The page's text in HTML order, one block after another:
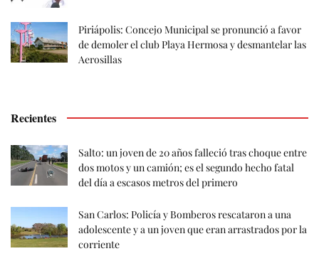
Piriápolis: Concejo Municipal se pronunció a favor
de demoler el club Playa Hermosa y desmantelar las
Aerosillas
Recientes
Salto: un joven de 20 años falleció tras choque entre
dos motos y un camión; es el segundo hecho fatal
del día a escasos metros del primero
San Carlos: Policía y Bomberos rescataron a una
adolescente y a un joven que eran arrastrados por la
corriente